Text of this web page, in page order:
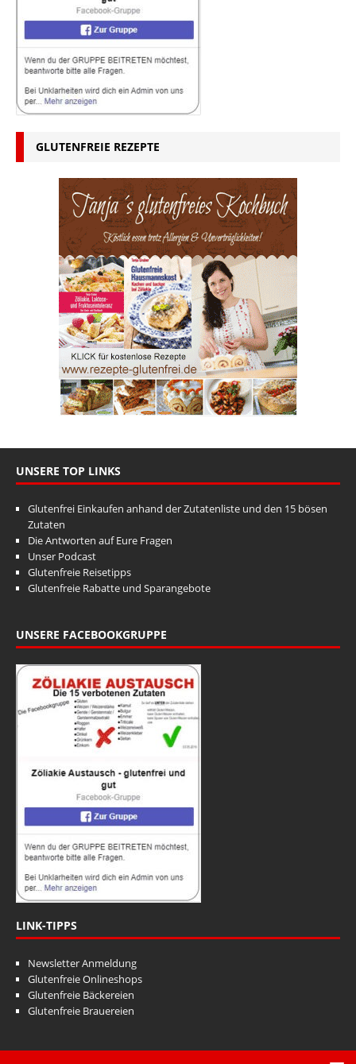
GLUTENFREIE REZEPTE
UNSERE TOP LINKS
Glutenfrei Einkaufen anhand der Zutatenliste und den 15 bösen
Zutaten
Die Antworten auf Eure Fragen
Unser Podcast
Glutenfreie Reisetipps
Glutenfreie Rabatte und Sparangebote
UNSERE FACEBOOKGRUPPE
LINK-TIPPS
Newsletter Anmeldung
Glutenfreie Onlineshops
Glutenfreie Bäckereien
Glutenfreie Brauereien